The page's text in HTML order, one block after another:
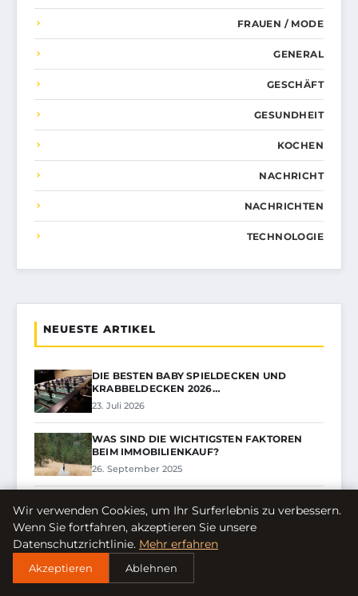
FRAUEN / MODE
GENERAL
GESCHÄFT
GESUNDHEIT
KOCHEN
NACHRICHT
NACHRICHTEN
TECHNOLOGIE
NEUESTE ARTIKEL
DIE BESTEN BABY SPIELDECKEN UND
KRABBELDECKEN 2026…
23. Juli 2026
WAS SIND DIE WICHTIGSTEN FAKTOREN
BEIM IMMOBILIENKAUF?
26. September 2025
UNSERE ERSPARNISSE…
5. September 2025
Wir verwenden Cookies, um Ihr Surferlebnis zu verbessern.
Wenn Sie fortfahren, akzeptieren Sie unsere
Datenschutzrichtlinie. Mehr erfahren
Akzeptieren Ablehnen